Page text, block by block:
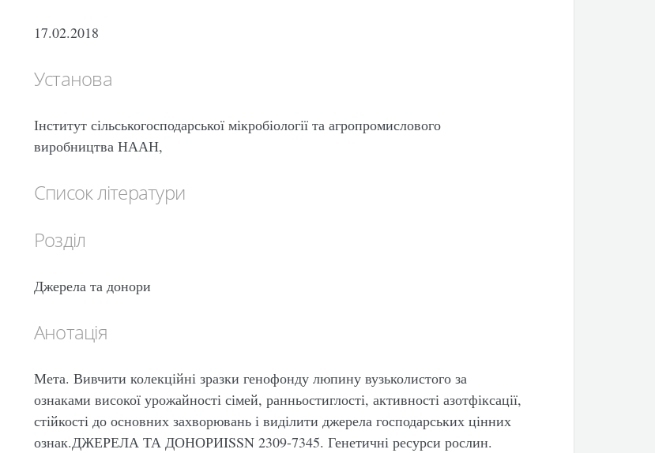
17.02.2018
Установа
Інститут сільськогосподарської мікробіології та агропромислового
виробництва НААН,
Список літератури
Розділ
Джерела та донори
Анотація
Мета. Вивчити колекційні зразки генофонду люпину вузьколистого за
ознаками високої урожайності сімей, ранньостиглості, активності азотфіксації,
стійкості до основних захворювань і виділити джерела господарських цінних
ознак.ДЖЕРЕЛА ТА ДОНОРИISSN 2309-7345. Генетичні ресурси рослин.